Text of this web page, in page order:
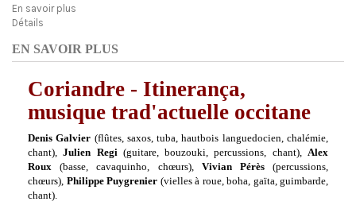
En savoir plus
Détails
EN SAVOIR PLUS
Coriandre - Itinerança,
musique trad'actuelle occitane
Denis Galvier (flûtes, saxos, tuba, hautbois languedocien, chalémie,
chant),Julien Regi(guitare, bouzouki, percussions, chant),Alex
Roux (basse, cavaquinho, chœurs), Vivian Pérès(percussions,
chœurs), Philippe Puygrenier (vielles à roue, boha, gaïta, guimbarde,
chant).